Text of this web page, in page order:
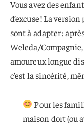
Vous avez des
d’excuse ! La
sont à adapter :
Weleda/
amoureux longue
c’est la sincérité,
Pour les
maison dort (ou